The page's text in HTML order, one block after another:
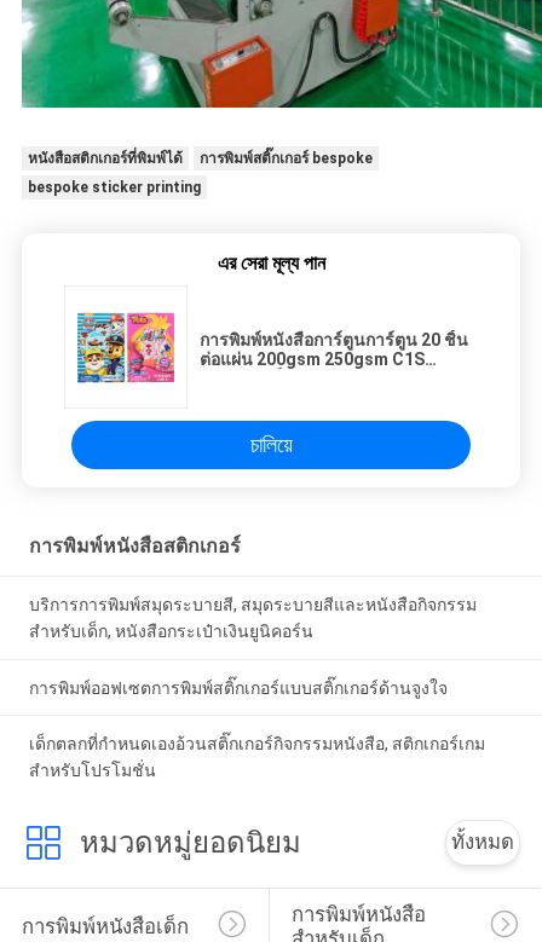
หนังสือสติกเกอร์ที่พิมพ์ได้
การพิมพ์สติ๊กเกอร์ bespoke
bespoke sticker printing
এর সেরা মূল্য পান
การพิมพ์หนังสือการ์ตูนการ์ตูน 20 ชิ้น
ต่อแผ่น 200gsm 250gsm C1S
চালিয়ে
การพิมพ์หนังสือสติกเกอร์
บริการการพิมพ์สมุดระบายสี, สมุดระบายสีและหนังสือกิจกรรม
สำหรับเด็ก, หนังสือกระเป๋าเงินยูนิคอร์น
การพิมพ์ออฟเซตการพิมพ์สติ๊กเกอร์แบบสติ๊กเกอร์ด้านจูงใจ
เด็กตลกที่กำหนดเองอ้วนสติ๊กเกอร์กิจกรรมหนังสือ, สติกเกอร์เกม
สำหรับโปรโมชั่น
หมวดหมู่ยอดนิยม ทั้งหมด
การพิมพ์หนังสือเด็ก
การพิมพ์หนังสือ